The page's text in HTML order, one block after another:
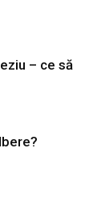
– ce să